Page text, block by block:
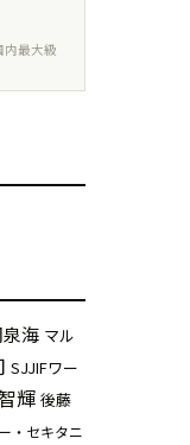
内最大級
泉海 マル
SJJIFワー
輝 後藤
・セキタニ